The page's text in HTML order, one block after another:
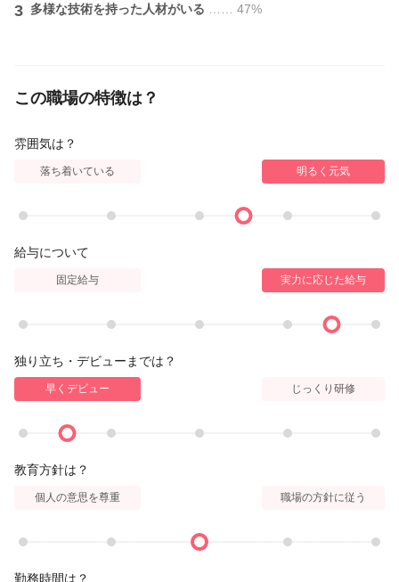
入客81人 指名71人 フリー10人
3 多様な技術を持った人材がいる …… 47%
この職場の特徴は？
雰囲気は？
落ち着いている 明るく元気
給与について
固定給与 実力に応じた給与
独り立ち・デビューまでは？
早くデビュー じっくり研修
教育方針は？
個人の意思を尊重 職場の方針に従う
勤務時間は？